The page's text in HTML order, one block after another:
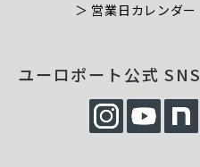
＞ 営業日カレンダー
ユーロポート公式 SNS